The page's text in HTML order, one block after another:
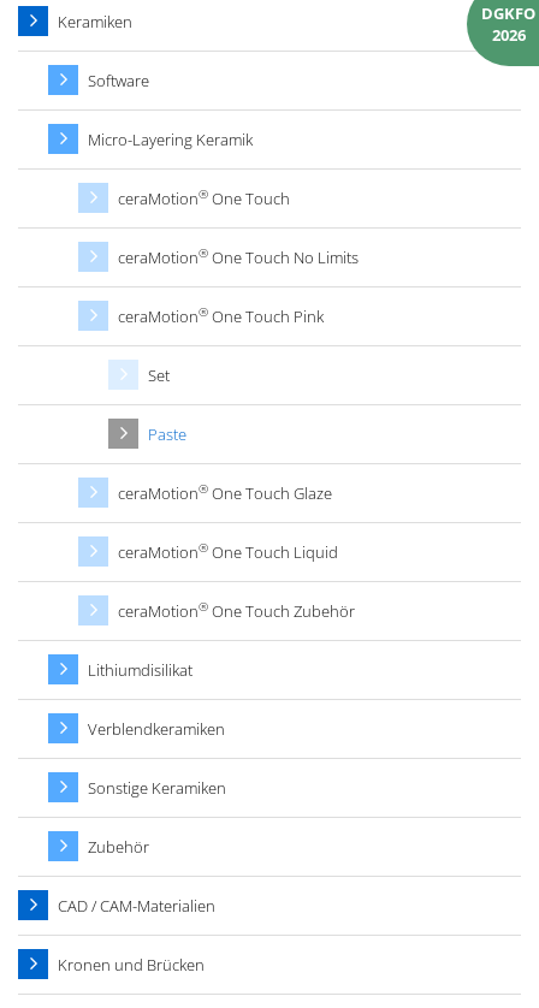
Keramiken
Software
Micro-Layering Keramik
ceraMotion® One Touch
ceraMotion® One Touch No Limits
ceraMotion® One Touch Pink
Set
Paste
ceraMotion® One Touch Glaze
ceraMotion® One Touch Liquid
ceraMotion® One Touch Zubehör
Lithiumdisilikat
Verblendkeramiken
Sonstige Keramiken
Zubehör
CAD / CAM-Materialien
Kronen und Brücken
DGKFO
2026